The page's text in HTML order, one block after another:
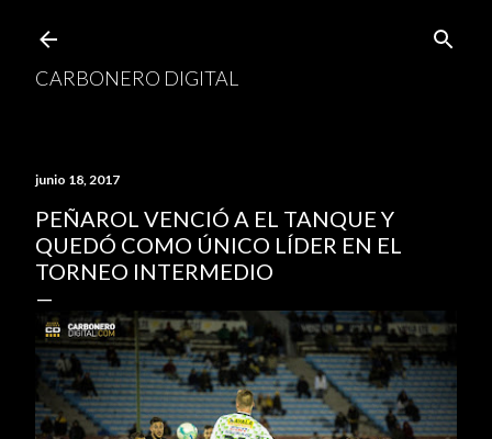
CARBONERO DIGITAL
junio 18, 2017
PEÑAROL VENCIÓ A EL TANQUE Y
QUEDÓ COMO ÚNICO LÍDER EN EL
TORNEO INTERMEDIO